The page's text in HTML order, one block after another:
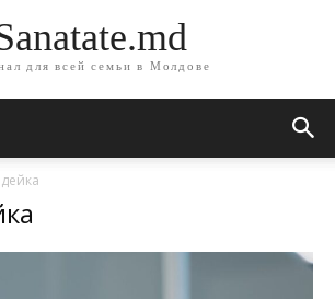
для всей семьи в Молдове